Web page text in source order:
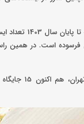
است. در همین
طبق اعلام